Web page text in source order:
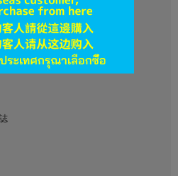
同人
02月23日